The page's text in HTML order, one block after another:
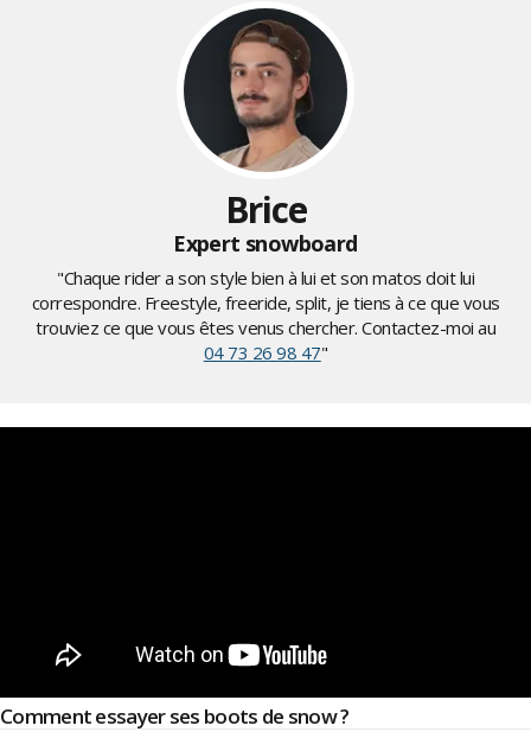
Brice
Expert snowboard
"Chaque rider a son style bien à lui et son matos doit lui
correspondre. Freestyle, freeride, split, je tiens à ce que vous
trouviez ce que vous êtes venus chercher. Contactez-moi au
04 73 26 98 47"
Comment essayer ses boots de snow ?